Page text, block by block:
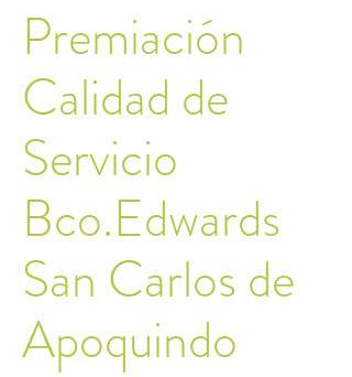
Premiación
Calidad de
Servicio
Bco.Edwards
San Carlos de
Apoquindo